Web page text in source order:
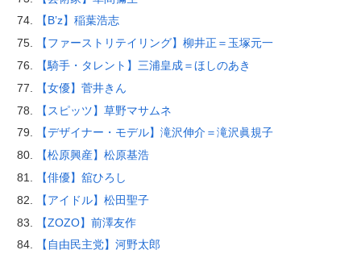
【B’z】稲葉浩志
【ファーストリテイリング】柳井正＝玉塚元一
【騎手・タレント】三浦皇成＝ほしのあき
【女優】菅井きん
【スピッツ】草野マサムネ
【デザイナー・モデル】滝沢伸介＝滝沢眞規子
【松原興産】松原基浩
【俳優】舘ひろし
【アイドル】松田聖子
【ZOZO】前澤友作
【自由民主党】河野太郎